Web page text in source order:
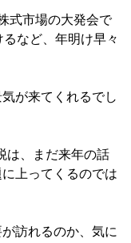
式市場の大発会で
など、年明け早々
が来てくれるでし
は、まだ来年の話
上ってくるのでは
訪れるのか、気に